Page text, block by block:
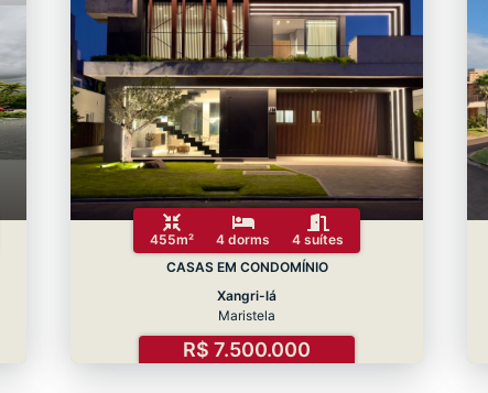
455m² 4 dorms
4 suítes
CASAS EM CONDOMÍNIO
Xangri-lá
Maristela
R$ 7.500.000